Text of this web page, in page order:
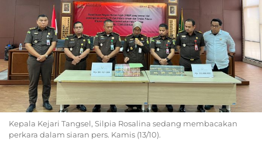
Kepala Kejari Tangsel, Silpia Rosalina sedang membacakan
perkara dalam siaran pers. Kamis (13/10).